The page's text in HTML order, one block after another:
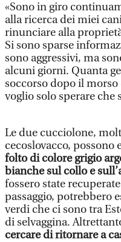
«Sono in giro
alla ricerca dei miei
rinunciare alla
Si sono sparse
sono aggressivi, ma
alcuni giorni. Quanta
soccorso dopo il
voglio solo sperare che
Le due cucciolone,
cecoslovacco, possono
folto di colore grigio
bianche sul collo e
fossero state
passaggio, potrebbero
verdi che ci sono tra
di selvaggina.
cercare di ritornare a